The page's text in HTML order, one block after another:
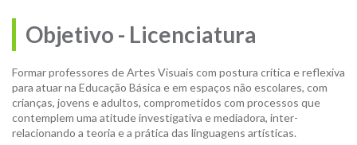
Objetivo - Licenciatura
Formar professores de Artes Visuais com postura crítica e reflexiva
para atuar na Educação Básica e em espaços não escolares, com
crianças, jovens e adultos, comprometidos com processos que
contemplem uma atitude investigativa e mediadora, inter-
relacionando a teoria e a prática das linguagens artísticas.